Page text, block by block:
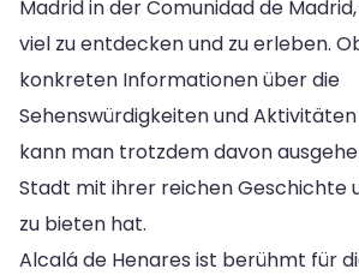
Madrid in der Comunidad de
viel zu entdecken und zu erleben.
konkreten Informationen über die
Sehenswürdigkeiten und
kann man trotzdem davon
Stadt mit ihrer reichen Geschichte
zu bieten hat.
Alcalá de Henares ist berühmt für